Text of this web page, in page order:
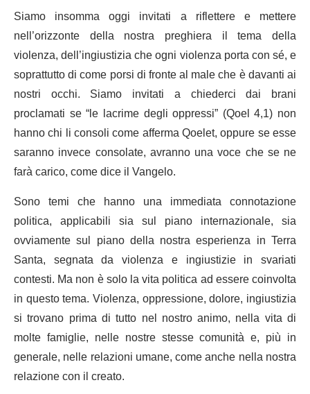
Siamo insomma oggi invitati a riflettere e mettere
nell’orizzonte della nostra preghiera il tema della
violenza, dell’ingiustizia che ogni violenza porta con sé, e
soprattutto di come porsi di fronte al male che è davanti ai
nostri occhi. Siamo invitati a chiederci dai brani
proclamati se “le lacrime degli oppressi” (Qoel 4,1) non
hanno chi li consoli come afferma Qoelet, oppure se esse
saranno invece consolate, avranno una voce che se ne
farà carico, come dice il Vangelo.
Sono temi che hanno una immediata connotazione
politica, applicabili sia sul piano internazionale, sia
ovviamente sul piano della nostra esperienza in Terra
Santa, segnata da violenza e ingiustizie in svariati
contesti. Ma non è solo la vita politica ad essere coinvolta
in questo tema. Violenza, oppressione, dolore, ingiustizia
si trovano prima di tutto nel nostro animo, nella vita di
molte famiglie, nelle nostre stesse comunità e, più in
generale, nelle relazioni umane, come anche nella nostra
relazione con il creato.